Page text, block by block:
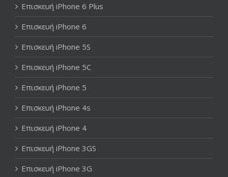
Επισκευή iPhone 6 Plus
Επισκευή iPhone 6
Επισκευή iPhone 5S
Επισκευή iPhone 5C
Επισκευή iPhone 5
Επισκευή iPhone 4s
Επισκευή iPhone 4
Επισκευή iPhone 3GS
Επισκευή iPhone 3G